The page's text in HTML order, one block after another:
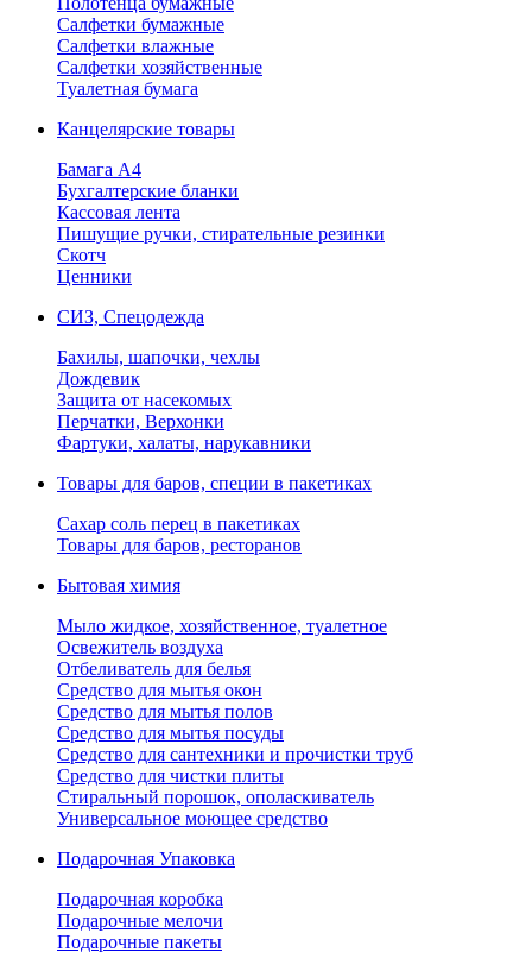
Салфетки бумажные
Салфетки влажные
Салфетки хозяйственные
Туалетная бумага
Канцелярские товары
Бамага А4
Бухгалтерские бланки
Кассовая лента
Пишущие ручки, стирательные резинки
Скотч
Ценники
СИЗ, Спецодежда
Бахилы, шапочки, чехлы
Дождевик
Защита от насекомых
Перчатки, Верхонки
Фартуки, халаты, нарукавники
Товары для баров, специи в пакетиках
Сахар соль перец в пакетиках
Товары для баров, ресторанов
Бытовая химия
Мыло жидкое, хозяйственное, туалетное
Освежитель воздуха
Отбеливатель для белья
Средство для мытья окон
Средство для мытья полов
Средство для мытья посуды
Средство для сантехники и прочистки труб
Средство для чистки плиты
Стиральный порошок, ополаскиватель
Универсальное моющее средство
Подарочная Упаковка
Подарочная коробка
Подарочные мелочи
Подарочные пакеты